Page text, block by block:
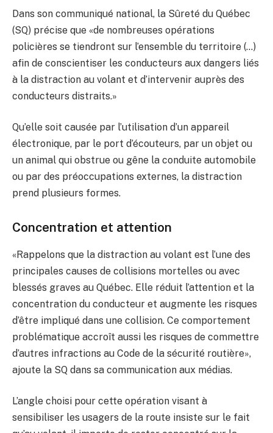
Dans son communiqué national, la Sûreté du Québec
(SQ) précise que «de nombreuses opérations
policières se tiendront sur l’ensemble du territoire (…)
afin de conscientiser les conducteurs aux dangers liés
à la distraction au volant et d’intervenir auprès des
conducteurs distraits.»
Qu’elle soit causée par l’utilisation d’un appareil
électronique, par le port d’écouteurs, par un objet ou
un animal qui obstrue ou gêne la conduite automobile
ou par des préoccupations externes, la distraction
prend plusieurs formes.
Concentration et attention
«Rappelons que la distraction au volant est l’une des
principales causes de collisions mortelles ou avec
blessés graves au Québec. Elle réduit l’attention et la
concentration du conducteur et augmente les risques
d’être impliqué dans une collision. Ce comportement
problématique accroît aussi les risques de commettre
d’autres infractions au Code de la sécurité routière»,
ajoute la SQ dans sa communication aux médias.
L’angle choisi pour cette opération visant à
sensibiliser les usagers de la route insiste sur le fait